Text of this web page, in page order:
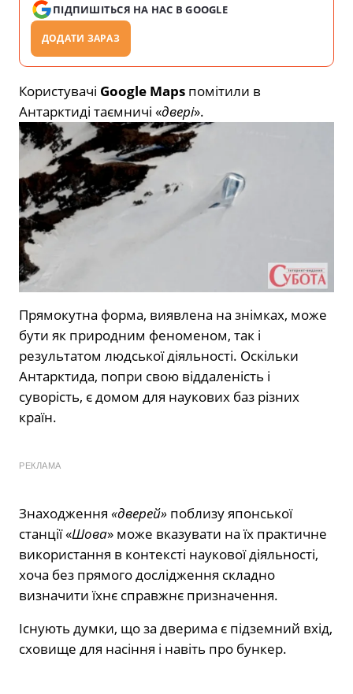
ПІДПИШІТЬСЯ НА НАС В GOOGLE
ДОДАТИ ЗАРАЗ
Користувачі Google Maps помітили в
Антарктиді таємничі «двері».
Прямокутна форма, виявлена на знімках, може
бути як природним феноменом, так і
результатом людської діяльності. Оскільки
Антарктида, попри свою віддаленість і
суворість, є домом для наукових баз різних
країн.
РЕКЛАМА
Знаходження «дверей» поблизу японської
станції «Шова» може вказувати на їх практичне
використання в контексті наукової діяльності,
хоча без прямого дослідження складно
визначити їхнє справжнє призначення.
Існують думки, що за дверима є підземний вхід,
сховище для насіння і навіть про бункер.